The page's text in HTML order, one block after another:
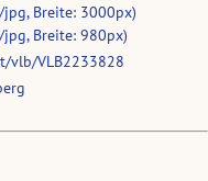
jpg, Breite: 3000px)
Breite: 980px)
vlb/VLB2233828